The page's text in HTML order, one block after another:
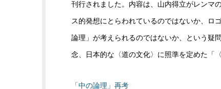
刊行されました。内容は、山内得立がレンマ
ス的発想にとらわれているのではないか、ロ
論理」が考えられるのではないか、という疑
念、日本的な〈道の文化〉に照準を定めた「
「中の論理」再考